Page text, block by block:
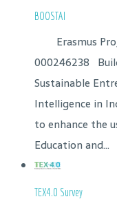
BOOSTAI
Erasmus
000246238
Sustainable
Intelligence in
to enhance the
Education and...
TEX4.0 Survey